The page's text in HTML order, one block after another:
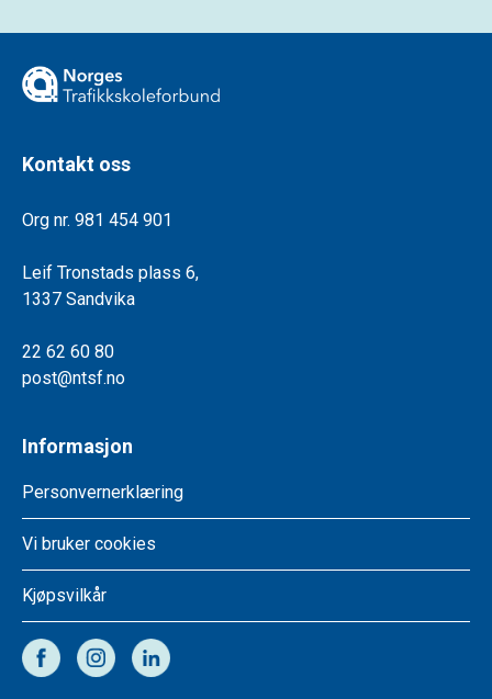
Kontakt oss
Org nr. 981 454 901
Leif Tronstads plass 6,
1337 Sandvika
22 62 60 80
post@ntsf.no
Informasjon
Personvernerklæring
Vi bruker cookies
Kjøpsvilkår